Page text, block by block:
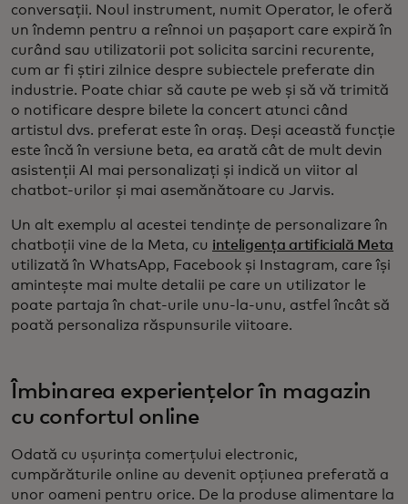
conversații. Noul instrument, numit Operator, le oferă
un îndemn pentru a reînnoi un pașaport care expiră în
curând sau utilizatorii pot solicita sarcini recurente,
cum ar fi știri zilnice despre subiectele preferate din
industrie. Poate chiar să caute pe web și să vă trimită
o notificare despre bilete la concert atunci când
artistul dvs. preferat este în oraș. Deși această funcție
este încă în versiune beta, ea arată cât de mult devin
asistenții AI mai personalizați și indică un viitor al
chatbot-urilor și mai asemănătoare cu Jarvis.
Un alt exemplu al acestei tendințe de personalizare în
chatboții vine de la Meta, cu inteligența artificială Meta
utilizată în WhatsApp, Facebook și Instagram, care își
amintește mai multe detalii pe care un utilizator le
poate partaja în chat-urile unu-la-unu, astfel încât să
poată personaliza răspunsurile viitoare.
Îmbinarea experiențelor în magazin
cu confortul online
Odată cu ușurința comerțului electronic,
cumpărăturile online au devenit opțiunea preferată a
unor oameni pentru orice. De la produse alimentare la